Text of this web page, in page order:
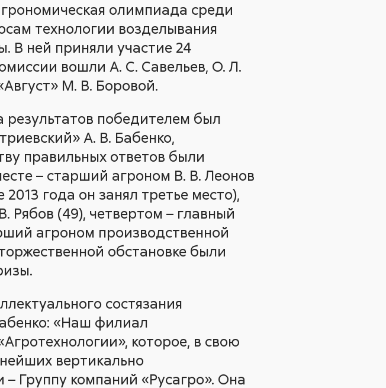
олимпиада среди
технологии возделывания
В ней приняли участие 24
вошли А. С. Савельев, О. Л.
М. В. Боровой.
результатов победителем был
А. В. Бабенко,
правильных ответов были
– старший агроном В. В. Леонов
года он занял третье место),
Рябов (49), четвертом – главный
агроном производственной
обстановке были
состязания
«Наш филиал
которое, в свою
вертикально
Группу компаний «Русагро». Она